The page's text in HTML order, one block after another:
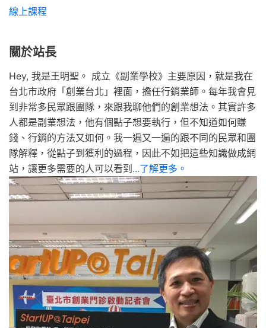
線上課程
關於站長
Hey, 我是王明聖。 成立《副業學校》主要原因，就是我在
台北市政府「創業台北」裡面，擔任行銷業師。每年我會見
到非常多民眾跟團隊，來跟我聊他們的創業想法。其實許多
人都是副業想法，他有個點子想要執行，但不知道如何賺
錢、行銷的方法又如何。我一遍又一遍的跟不同的民眾和團
隊解釋，從點子到獲利的過程，因此不如把這些知識做成網
站，讓更多需要的人可以看到...了解更多。